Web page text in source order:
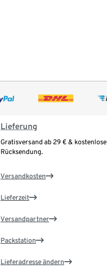
Lieferung
Gratisversand ab 29 € & kostenlose
Rücksendung.
Versandkosten
Lieferzeit
Versandpartner
Packstation
Lieferadresse ändern